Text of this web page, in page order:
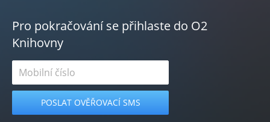
Pro pokračování se přihlaste do O2
Knihovny